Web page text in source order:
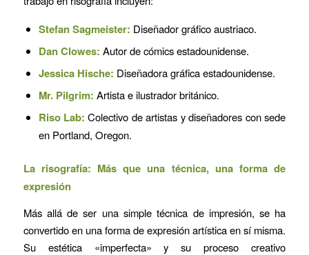
Stefan Sagmeister: Diseñador gráfico austriaco.
Dan Clowes: Autor de cómics estadounidense.
Jessica Hische: Diseñadora gráfica estadounidense.
Mr. Pilgrim: Artista e ilustrador británico.
Riso Lab: Colectivo de artistas y diseñadores con sede
en Portland, Oregon.
La risografía: Más que una técnica, una forma de
expresión
Más allá de ser una simple técnica de impresión, se ha
convertido en una forma de expresión artística en sí misma.
Su estética «imperfecta» y su proceso creativo